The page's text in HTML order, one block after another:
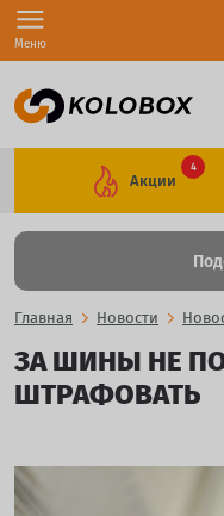
Меню
Акции
4
Главная Новости
ЗА ШИНЫ НЕ
ШТРАФОВАТЬ